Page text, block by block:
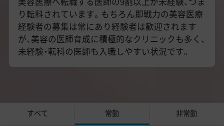
り転科されています。もちろん即戦力の美容医療
経験者の募集は常にあり経験者は歓迎されます
が、美容の医師育成に積極的なクリニックも多く、
未経験・転科の医師も入職しやすい状況です。
すべて 常勤 非常勤